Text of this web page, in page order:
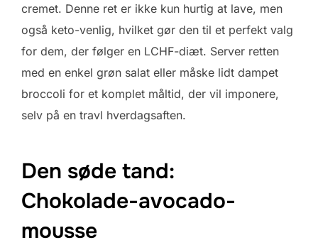
cremet. Denne ret er ikke kun hurtig at lave, men
også keto-venlig, hvilket gør den til et perfekt valg
for dem, der følger en LCHF-diæt. Server retten
med en enkel grøn salat eller måske lidt dampet
broccoli for et komplet måltid, der vil imponere,
selv på en travl hverdagsaften.
Den søde tand:
Chokolade-avocado-
mousse